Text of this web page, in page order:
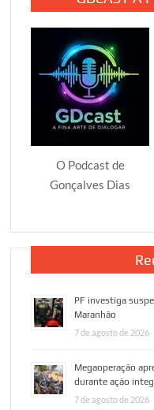
O Podcast de
Gonçalves Dias
PF investiga
Maranhão
7 de agosto de 2026
Megaoperação
durante ação
7 de agosto de 2026